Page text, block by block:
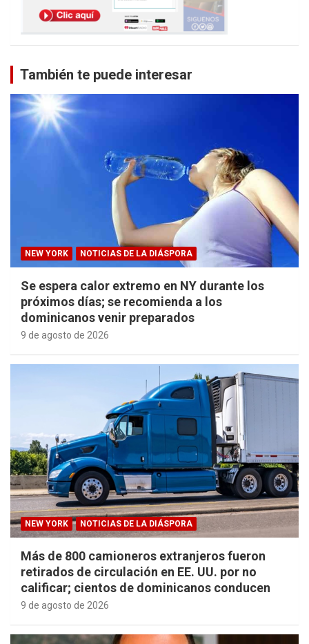
También te puede interesar
NEW YORK NOTICIAS DE LA DIÁSPORA
Se espera calor extremo en NY durante los
próximos días; se recomienda a los
dominicanos venir preparados
9 de agosto de 2026
NEW YORK NOTICIAS DE LA DIÁSPORA
Más de 800 camioneros extranjeros fueron
retirados de circulación en EE. UU. por no
calificar; cientos de dominicanos conducen
9 de agosto de 2026